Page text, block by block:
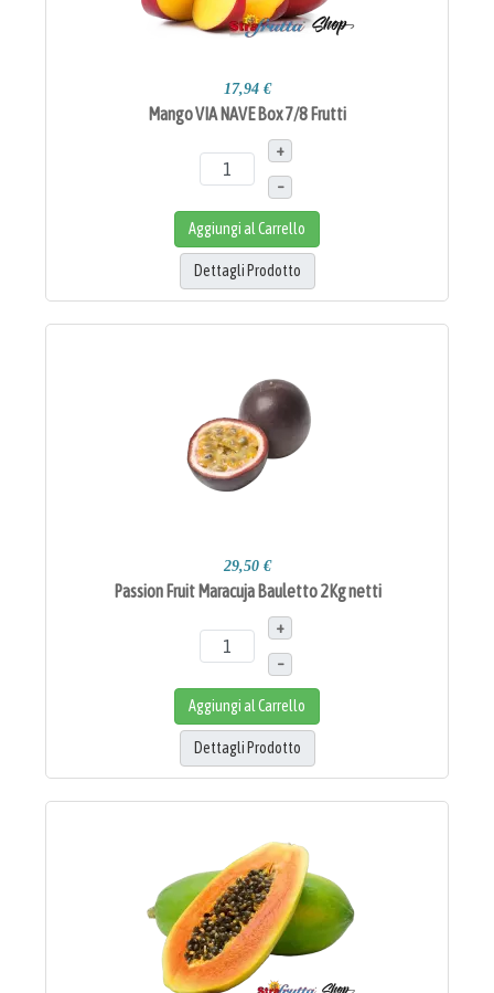
17,94 €
Mango VIA NAVE Box 7/8 Frutti
+
–
Aggiungi al Carrello
Dettagli Prodotto
29,50 €
Passion Fruit Maracuja Bauletto 2Kg netti
+
–
Aggiungi al Carrello
Dettagli Prodotto